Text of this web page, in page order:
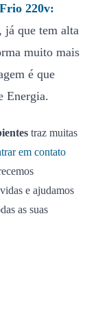
220v:
já que tem alta
muito mais
é que
Energia.
traz muitas
em contato
e ajudamos
as suas